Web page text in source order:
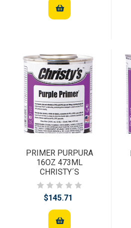
PRIMER PURPURA
16OZ 473ML
CHRISTY´S
$145.71